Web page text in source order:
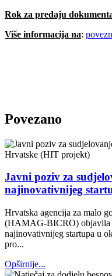
Rok za predaju
Više informacija na:
Povezano
Javni poziv za
najinovativnijeg
Hrvatska agencija za malo
(HAMAG-BICRO) objavila
najinovativnijeg startupa u
pro...
Opširnije...